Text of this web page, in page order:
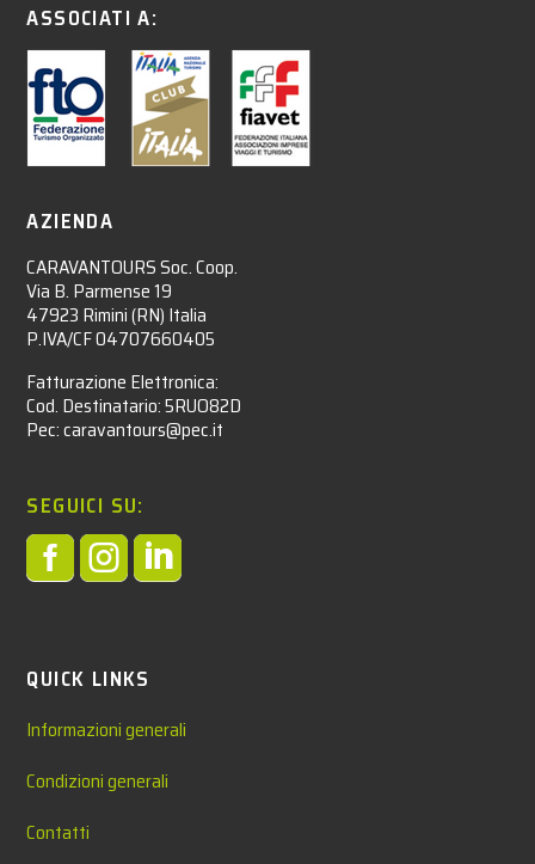
ASSOCIATI A:
AZIENDA
CARAVANTOURS Soc. Coop.
Via B. Parmense 19
47923 Rimini (RN) Italia
P.IVA/CF 04707660405
Fatturazione Elettronica:
Cod. Destinatario: 5RUO82D
Pec: caravantours@pec.it
SEGUICI SU:

QUICK LINKS
Informazioni generali
Condizioni generali
Contatti